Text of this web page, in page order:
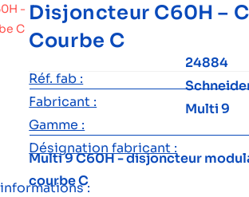
Disjoncteur C60H –
Courbe C
Réf. fab :
24884
Fabricant :
Gamme :
Multi 9
Désignation fabricant :
Multi 9 C60H - disjoncteur
courbe C: